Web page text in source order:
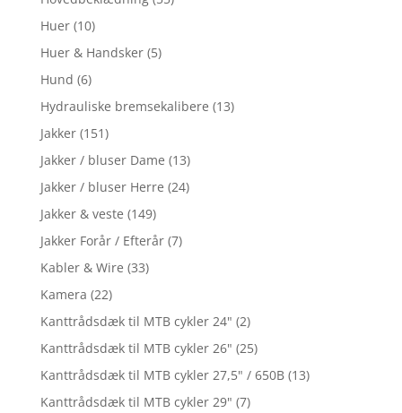
Huer (10)
Huer & Handsker (5)
Hund (6)
Hydrauliske bremsekalibere (13)
Jakker (151)
Jakker / bluser Dame (13)
Jakker / bluser Herre (24)
Jakker & veste (149)
Jakker Forår / Efterår (7)
Kabler & Wire (33)
Kamera (22)
Kanttrådsdæk til MTB cykler 24" (2)
Kanttrådsdæk til MTB cykler 26" (25)
Kanttrådsdæk til MTB cykler 27,5" / 650B (13)
Kanttrådsdæk til MTB cykler 29" (7)